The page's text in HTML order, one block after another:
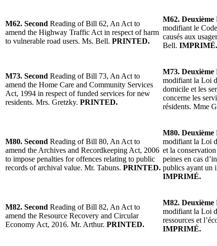
M62. Second Reading of Bill 62, An Act to
amend the Highway Traffic Act in respect of harm
to vulnerable road users. Ms. Bell. PRINTED.
M62. Deuxième
modifiant le
causés aux
Bell. IMPRIMÉ.
M73. Second Reading of Bill 73, An Act to
amend the Home Care and Community Services
Act, 1994 in respect of funded services for new
residents. Mrs. Gretzky. PRINTED.
M73. Deuxième
modifiant la Loi
domicile et les
concerne les
résidents. Mme
M80. Second Reading of Bill 80, An Act to
amend the Archives and Recordkeeping Act, 2006
to impose penalties for offences relating to public
records of archival value. Mr. Tabuns. PRINTED.
M80. Deuxième
modifiant la Loi
et la
peines en cas
publics ayant un
IMPRIMÉ.
M82. Second Reading of Bill 82, An Act to
amend the Resource Recovery and Circular
Economy Act, 2016. Mr. Arthur. PRINTED.
M82. Deuxième
modifiant la Loi
ressources et
IMPRIMÉ.